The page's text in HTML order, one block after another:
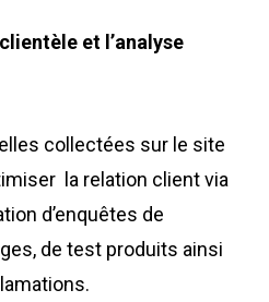
et l’analyse
collectées sur le site
la relation client via
d’enquêtes de
de test produits ainsi